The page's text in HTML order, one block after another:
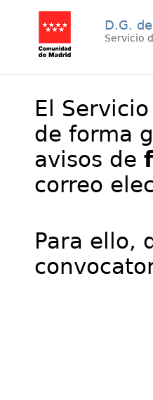
D.G.
Servicio
El
de forma
avisos de
correo
Para ello,